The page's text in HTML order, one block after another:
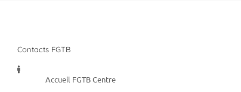
Contacts FGTB
Accueil FGTB Centre